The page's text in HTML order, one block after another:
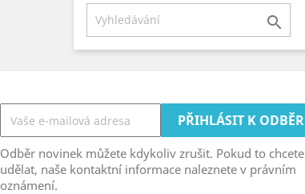

Odběr novinek můžete kdykoliv zrušit. Pokud to chcete
udělat, naše kontaktní informace naleznete v právním
oznámení.